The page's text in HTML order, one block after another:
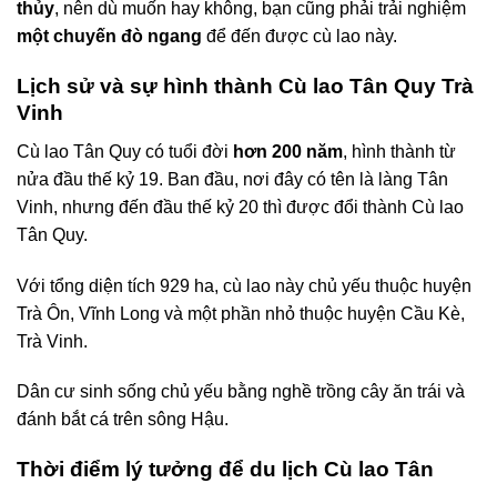
thủy, nên dù muốn hay không, bạn cũng phải trải nghiệm
một chuyến đò ngang để đến được cù lao này.
Lịch sử và sự hình thành Cù lao Tân Quy Trà
Vinh
Cù lao Tân Quy có tuổi đời hơn 200 năm, hình thành từ
nửa đầu thế kỷ 19. Ban đầu, nơi đây có tên là làng Tân
Vinh, nhưng đến đầu thế kỷ 20 thì được đổi thành Cù lao
Tân Quy.
Với tổng diện tích 929 ha, cù lao này chủ yếu thuộc huyện
Trà Ôn, Vĩnh Long và một phần nhỏ thuộc huyện Cầu Kè,
Trà Vinh.
Dân cư sinh sống chủ yếu bằng nghề trồng cây ăn trái và
đánh bắt cá trên sông Hậu.
Thời điểm lý tưởng để du lịch Cù lao Tân